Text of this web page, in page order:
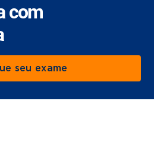
com
seu exame